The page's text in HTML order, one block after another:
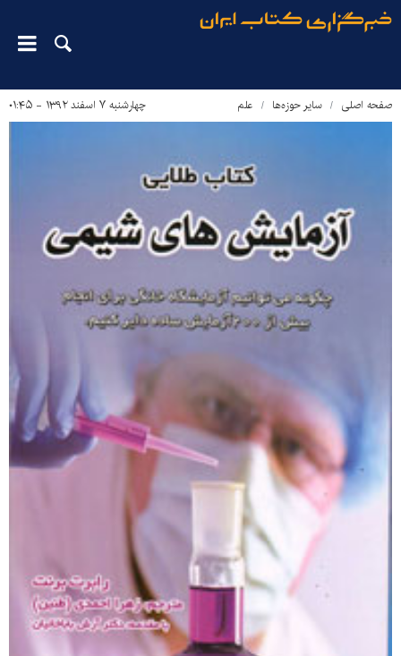
صفحه اصلی سایر حوزه‌ها علم چهارشنبه ۷ اسفند ۱۳۹۲ - ۰۱:۴۵